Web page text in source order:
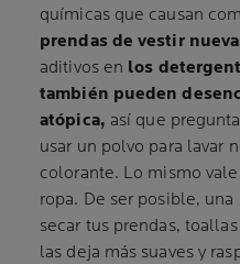
químicas que causan
prendas de vestir
aditivos en los
también pueden
atópica, así que
usar un polvo para lavar
colorante. Lo mismo
ropa. De ser posible, una
secar tus prendas,
las deja más suaves y